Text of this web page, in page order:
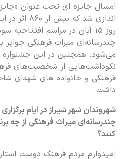
امسال جایزه ای تحت عنوان «جایزه
اندازی شد
روز ۱۵ آبان در مراسم
چندرسانه‌ای میراث فرهنگی جوایز
می‌شود. همچنین در این جشنواره
نکوداشت‌هایی از شخصیت‌های
فرهنگی و خانواده های شهدای
داشت.
شهروندان شهر شیراز در ایام
چندرسانه‌ای میراث فرهنگی از چه
کنند؟